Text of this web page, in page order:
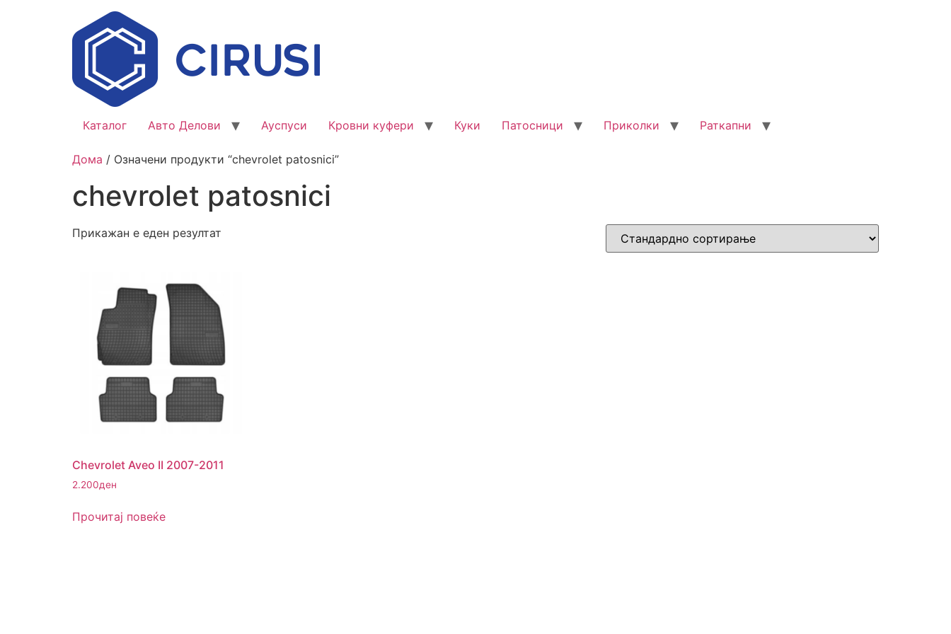
Каталог Авто Делови Ауспуси Кровни куфери Куки Патосници Приколки Раткапни
Дома / Означени продукти “chevrolet patosnici”
chevrolet patosnici
Прикажан е еден резултат
Chevrolet Aveo II 2007-2011
2.200ден
Прочитај повеќе